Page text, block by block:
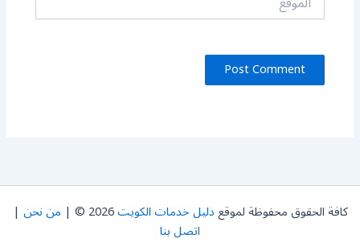
كافة الحقوق محفوظة لموقعدليل خدمات الكويت2026 © | من نحن |
اتصل بنا